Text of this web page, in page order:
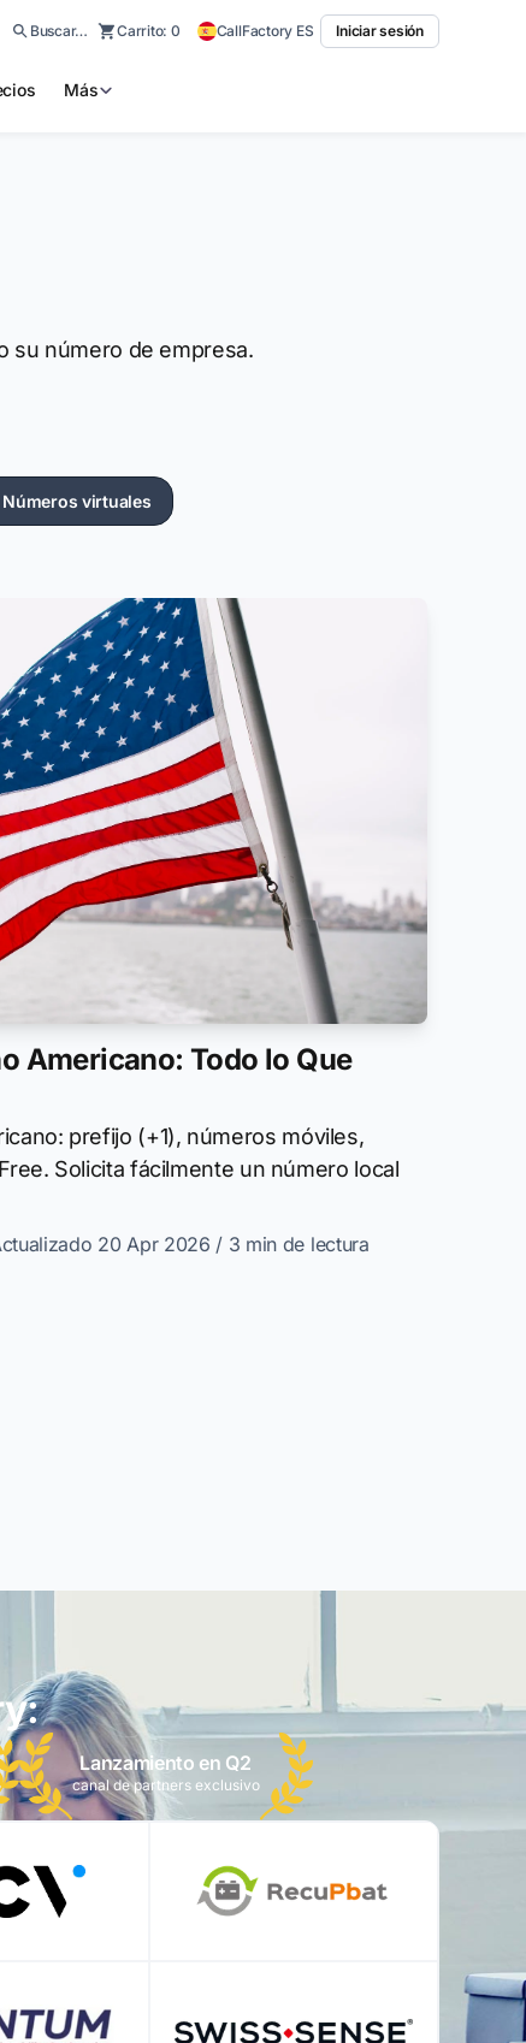
Buscar… Carrito: 0 CallFactory ES Iniciar sesión
Más
su número de empresa.
Números virtuales
Americano: Todo lo Que
prefijo (+1), números móviles,
Solicita fácilmente un número local
20 Apr 2026 / 3 min de lectura
Lanzamiento en Q2
canal de partners exclusivo